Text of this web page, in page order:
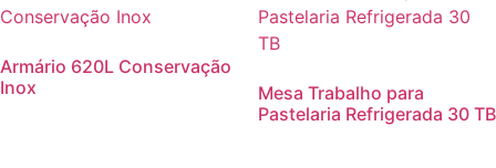
Armário 620L Conservação
Inox
Mesa Trabalho para
Pastelaria Refrigerada 30 TB